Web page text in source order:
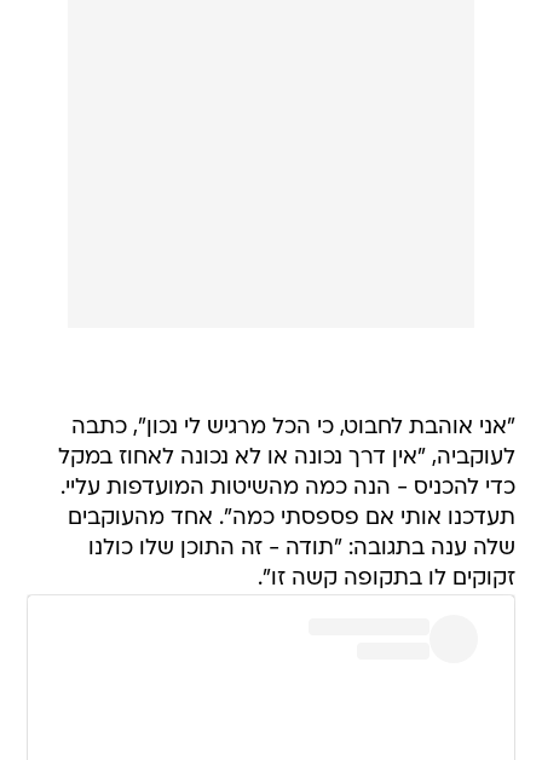
"אני אוהבת לחבוט, כי הכל מרגיש לי נכון", כתבה
לעוקביה, "אין דרך נכונה או לא נכונה לאחוז במקל
כדי להכניס - הנה כמה מהשיטות המועדפות עליי.
תעדכנו אותי אם פספסתי כמה". אחד מהעוקבים
שלה ענה בתגובה: "תודה - זה התוכן שלו כולנו
זקוקים לו בתקופה קשה זו".